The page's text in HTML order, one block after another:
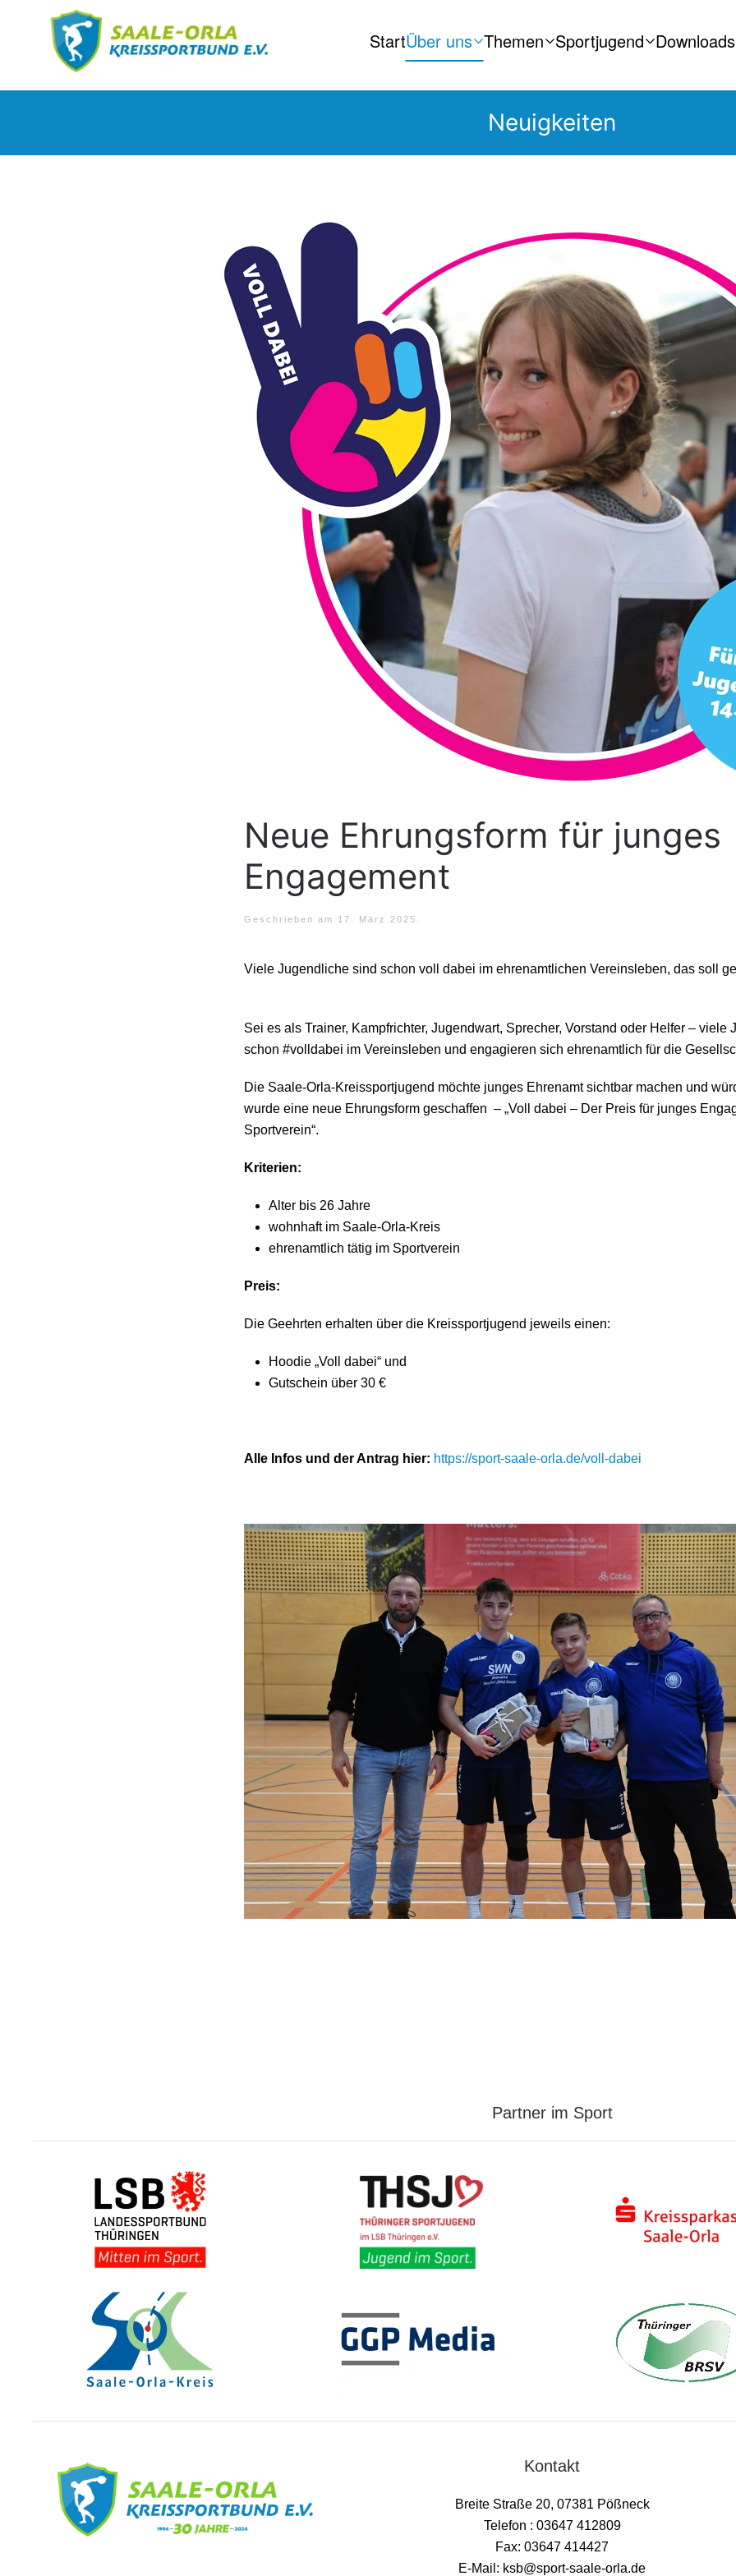
StartÜber uns Themen Sportjugend Downloads
Neuigkeiten
Neue Ehrungsform für junges
Engagement
Geschrieben am 17. März 2025
Viele Jugendliche sind schon voll dabei im ehrenamtlichen Vereinsleben, das soll
Sei es als Trainer, Kampfrichter, Jugendwart, Sprecher, Vorstand oder Helfer – viele
schon #volldabei im Vereinsleben und engagieren sich ehrenamtlich für die
Die Saale-Orla-Kreissportjugend möchte junges Ehrenamt sichtbar machen und
wurde eine neue Ehrungsform geschaffen – „Voll dabei – Der Preis für junges
Sportverein“.
Kriterien:
Alter bis 26 Jahre
wohnhaft im Saale-Orla-Kreis
ehrenamtlich tätig im Sportverein
Preis:
Die Geehrten erhalten über die Kreissportjugend jeweils einen:
Hoodie „Voll dabei“ und
Gutschein über 30 €
Alle Infos und der Antrag hier: https://sport-saale-orla.de/voll-dabei
Partner im Sport
Kontakt
Breite Straße 20, 07381 Pößneck
Telefon : 03647 412809
Fax: 03647 414427
E-Mail: ksb@sport-saale-orla.de